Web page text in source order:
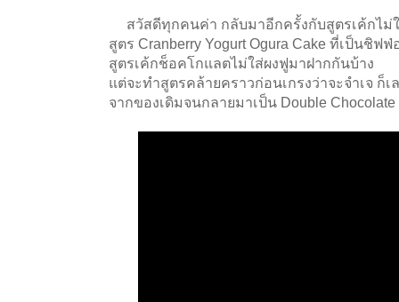
สวัสดีทุกคนค่า กลับมาอีกครั้งกับสูตรเค้กไม่
สูตร Cranberry Yogurt Ogura Cake ที่เป็นชิฟ
สูตรเค้กช็อคโกแลตไม่ใส่ผงฟูมาฝากกันบ้าง
แต่จะทำสูตรคล้ายคราวก่อนเกรงว่าจะจำเจ ก็
จากของเดิมจนกลายมาเป็น Double Chocolate